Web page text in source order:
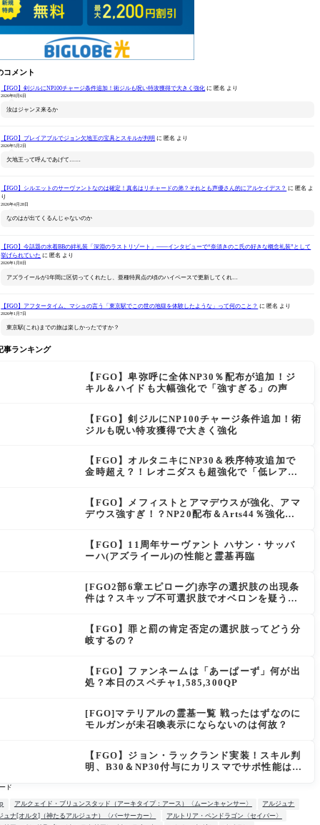
コメント
【FGO】剣ジルにNP100チャージ条件追加！術ジルも呪い特攻獲得で大きく強化 に 匿名 より
2026年8月6日
汝はジャンヌ来るか
【FGO】プレイアブルでジョン欠地王の宝具とスキルが判明 に 匿名 より
2026年5月2日
欠地王って呼んであげて……
【FGO】シルエットのサーヴァントなのは確定！真名はリチャードの弟？それとも声優さん的にアルケイデス？ に 匿名 よ
り
2026年4月28日
なのはが出てくるんじゃないのか
【FGO】今話題の水着BBの絆礼装「深淵のラストリゾート」――インタビューで“奈須きのこ氏の好きな概念礼装”として
挙げられていた に 匿名 より
2026年1月8日
アズライールが1年間に区切ってくれたし、亜種特異点の頃のハイペースで更新してくれ…
【FGO】アフタータイム、マシュの言う「東京駅でこの世の地獄を体験したような」って何のこと？ に 匿名 より
2026年1月7日
東京駅(これ)までの旅は楽しかったですか？
事ランキング
【FGO】卑弥呼に全体NP30％配布が追加！ジ
キル＆ハイドも大幅強化で「強すぎる」の声
【FGO】剣ジルにNP100チャージ条件追加！術
ジルも呪い特攻獲得で大きく強化
【FGO】オルタニキにNP30＆秩序特攻追加で
金時超え？！レオニダスも超強化で「低レアと
【FGO】メフィストとアマデウスが強化、アマ
デウス強すぎ！？NP20配布＆Arts44％強化に
【FGO】11周年サーヴァント ハサン・サッバ
ーハ(アズライール)の性能と霊基再臨
[FGO2部6章エピローグ]赤字の選択肢の出現条
件は？スキップ不可選択肢でオベロンを疑う選
出てくる
【FGO】罪と罰の肯定否定の選択肢ってどう分
岐するの？
【FGO】ファンネームは「あーぱーず」何が出
処？本日のスペチャ1,585,300QP
[FGO]マテリアルの霊基一覧 戦ったはずなのに
モルガンが未召喚表示にならないのは何故？
【FGO】ジョン・ラックランド実装！スキル判
明、B30＆NP30付与にカリスマでサポ性能は高
ド
アルクェイド・ブリュンスタッド（アーキタイプ：アース）〈ムーンキャンサー〉
アルジュナ
ュナ[オルタ]（神たるアルジュナ）〈バーサーカー〉
アルトリア・ペンドラゴン〈セイバー〉